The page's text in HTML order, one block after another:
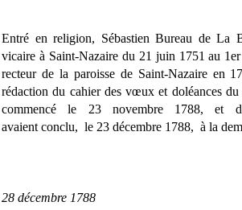
Entré en religion, Sébastien Bureau de La
vicaire à Saint-Nazaire du 21 juin 1751 au
recteur de la paroisse de Saint-Nazaire en
rédaction du cahier des vœux et doléances du
commencé le 23 novembre 1788, et
avaient conclu, le 23 décembre 1788, à la
28 décembre 1788